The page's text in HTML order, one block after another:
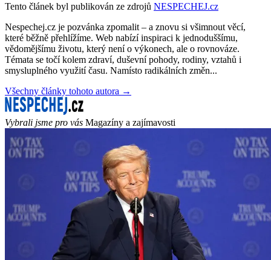
Tento článek byl publikován ze zdrojů NESPECHEJ.cz
Nespechej.cz je pozvánka zpomalit – a znovu si všimnout věcí,
které běžně přehlížíme. Web nabízí inspiraci k jednoduššímu,
vědomějšímu životu, který není o výkonech, ale o rovnováze.
Témata se točí kolem zdraví, duševní pohody, rodiny, vztahů i
smysluplného využití času. Namísto radikálních změn...
Všechny články tohoto autora →
Vybrali jsme pro vás Magazíny a zajímavosti